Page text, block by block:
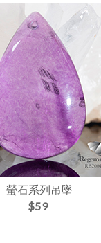
螢石系列吊墜
$59